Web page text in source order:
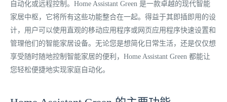
自动化或远程控制。Home Assistant Green 是一款卓越的现代智能
家居中枢，它将所有这些功能整合在一起。得益于其即插即用的设
计，用户可以使用直观的移动应用程序或网页应用程序快速设置和
管理他们的智能家居设备。无论您是想简化日常生活，还是仅仅想
享受随时随地控制智能家居的便利，Home Assistant Green 都能让
您轻松便捷地实现家庭自动化。